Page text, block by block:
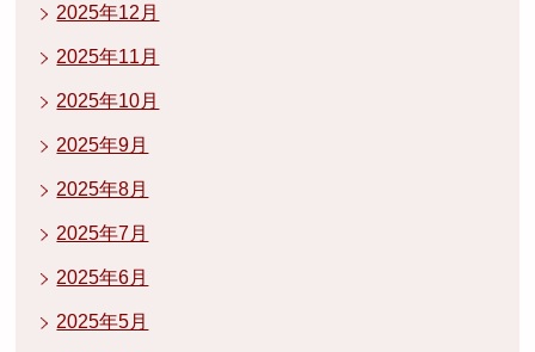
2025年12月
2025年11月
2025年10月
2025年9月
2025年8月
2025年7月
2025年6月
2025年5月